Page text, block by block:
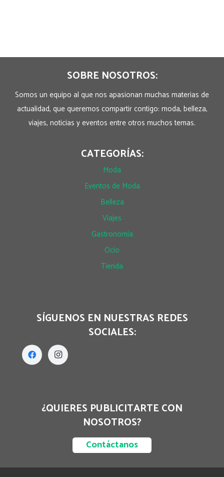
SOBRE NOSOTROS:
Somos un equipo al que nos apasionan muchas materias de
actualidad, que queremos compartir contigo: moda, belleza,
viajes, noticias y eventos entre otros muchos temas.
CATEGORÍAS:
Moda
Eventos de Moda
Belleza
Viajes
Gastronomía
Ocio
Tienda
SÍGUENOS EN NUESTRAS REDES
SOCIALES:
¿QUIERES PUBLICITARTE CON
NOSOTROS?
Contáctanos